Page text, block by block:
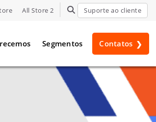
All Store 2 TOGGLE SEARCH
Suporte ao cliente
Segmentos Contatos